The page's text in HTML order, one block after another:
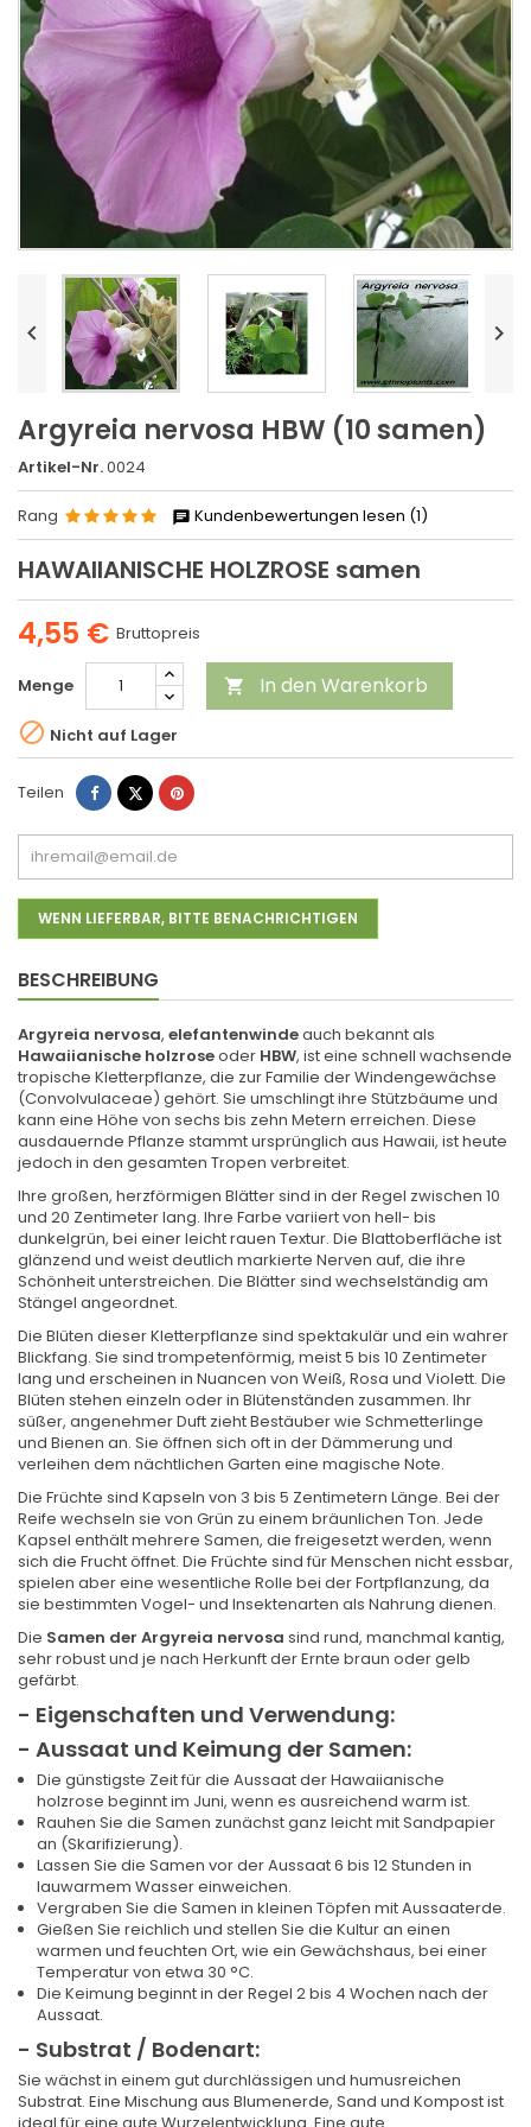
 
Argyreia nervosa HBW (10 samen)
Artikel-Nr.0024
Rang Kundenbewertungen lesen (1)
HAWAIIANISCHE HOLZROSE samen
4,55 € Bruttopreis
Menge  In den Warenkorb
 Nicht auf Lager
Teilen TeilenTweetPinterest
WENN LIEFERBAR, BITTE BENACHRICHTIGEN
BESCHREIBUNG
Argyreia nervosa, elefantenwindeauch bekannt als
Hawaiianische holzroseoder HBW, ist eine schnell wachsende
tropische Kletterpflanze, die zur Familie der Windengewächse
(Convolvulaceae) gehört. Sie umschlingt ihre Stützbäume und
kann eine Höhe von sechs bis zehn Metern erreichen. Diese
ausdauernde Pflanze stammt ursprünglich aus Hawaii, ist heute
jedoch in den gesamten Tropen verbreitet.
Ihre großen, herzförmigen Blätter sind in der Regel zwischen 10
und 20 Zentimeter lang. Ihre Farbe variiert von hell- bis
dunkelgrün, bei einer leicht rauen Textur. Die Blattoberfläche ist
glänzend und weist deutlich markierte Nerven auf, die ihre
Schönheit unterstreichen. Die Blätter sind wechselständig am
Stängel angeordnet.
Die Blüten dieser Kletterpflanze sind spektakulär und ein wahrer
Blickfang. Sie sind trompetenförmig, meist 5 bis 10 Zentimeter
lang und erscheinen in Nuancen von Weiß, Rosa und Violett. Die
Blüten stehen einzeln oder in Blütenständen zusammen. Ihr
süßer, angenehmer Duft zieht Bestäuber wie Schmetterlinge
und Bienen an. Sie öffnen sich oft in der Dämmerung und
verleihen dem nächtlichen Garten eine magische Note.
Die Früchte sind Kapseln von 3 bis 5 Zentimetern Länge. Bei der
Reife wechseln sie von Grün zu einem bräunlichen Ton. Jede
Kapsel enthält mehrere Samen, die freigesetzt werden, wenn
sich die Frucht öffnet. Die Früchte sind für Menschen nicht essbar,
spielen aber eine wesentliche Rolle bei der Fortpflanzung, da
sie bestimmten Vogel- und Insektenarten als Nahrung dienen.
Die Samen der Argyreia nervosa sind rund, manchmal kantig,
sehr robust und je nach Herkunft der Ernte braun oder gelb
gefärbt.
- Eigenschaften und Verwendung:
- Aussaat und Keimung der Samen:
Die günstigste Zeit für die Aussaat der Hawaiianische
holzrose beginnt im Juni, wenn es ausreichend warm ist.
Rauhen Sie die Samen zunächst ganz leicht mit Sandpapier
an (Skarifizierung).
Lassen Sie die Samen vor der Aussaat 6 bis 12 Stunden in
lauwarmem Wasser einweichen.
Vergraben Sie die Samen in kleinen Töpfen mit Aussaaterde.
Gießen Sie reichlich und stellen Sie die Kultur an einen
warmen und feuchten Ort, wie ein Gewächshaus, bei einer
Temperatur von etwa 30 °C.
Die Keimung beginnt in der Regel 2 bis 4 Wochen nach der
Aussaat.
- Substrat / Bodenart:
Sie wächst in einem gut durchlässigen und humusreichen
Substrat. Eine Mischung aus Blumenerde, Sand und Kompost ist